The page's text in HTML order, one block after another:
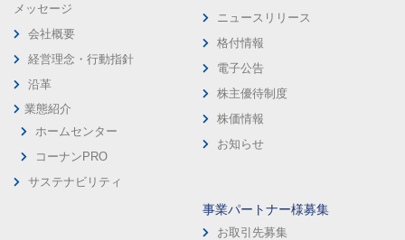
メッセージ
会社概要
経営理念・行動指針
沿革
業態紹介
ホームセンター
コーナンPRO
サステナビリティ
ニュースリリース
格付情報
電子公告
株主優待制度
株価情報
お知らせ
事業パートナー様募集
お取引先募集